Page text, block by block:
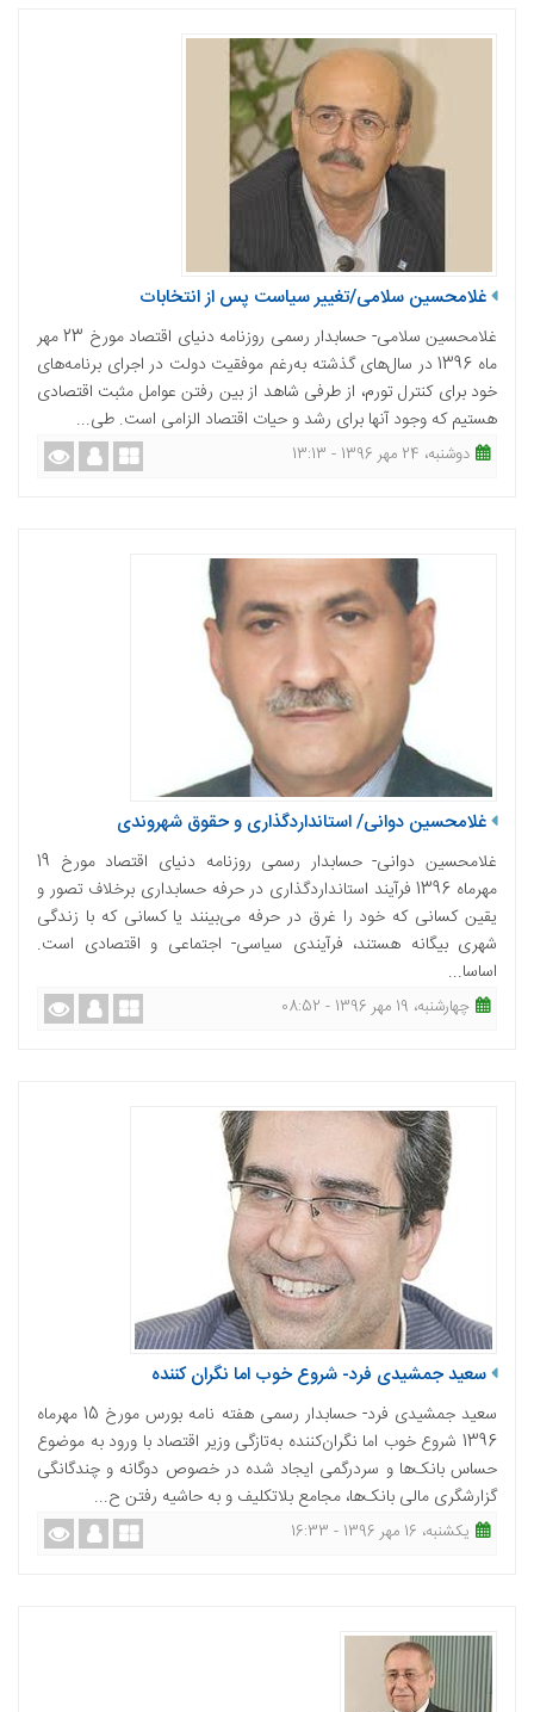
غلامحسین سلامی/تغییر سیاست پس از انتخابات
غلامحسین سلامی- حسابدار رسمی روزنامه دنیای اقتصاد مورخ 23 مهر
ماه 1396 در سال‌های گذشته به‌رغم موفقیت دولت در اجرای برنامه‌های
خود برای کنترل تورم، از طرفی شاهد از بین رفتن عوامل مثبت اقتصادی
هستیم که وجود آنها برای رشد و حیات اقتصاد الزامی است. طی...
دوشنبه، 24 مهر 1396 - 13:13
غلامحسین دوانی/ استانداردگذاری و حقوق شهروندی
غلامحسین دوانی- حسابدار رسمی روزنامه دنیای اقتصاد مورخ 19
مهرماه 1396 فرآیند استانداردگذاری در حرفه حسابداری برخلاف تصور و
یقین کسانی که خود را غرق در حرفه می‌بینند یا کسانی که با زندگی
شهری بیگانه هستند، فرآیندی سیاسی- اجتماعی و اقتصادی است.
اساسا...
چهارشنبه، 19 مهر 1396 - 08:52
سعید جمشیدی فرد- شروع خوب اما نگران کننده
سعید جمشیدی فرد- حسابدار رسمی هفته نامه بورس مورخ 15 مهرماه
1396 شروع خوب اما نگران‌کننده به‌تازگی وزیر اقتصاد با ورود به موضوع
حساس بانک‌ها و سردرگمی ایجاد شده در خصوص دوگانه و چندگانگی
گزارشگری مالی بانک‌ها، مجامع بلاتکلیف و به حاشیه رفتن ح...
یکشنبه، 16 مهر 1396 - 16:33